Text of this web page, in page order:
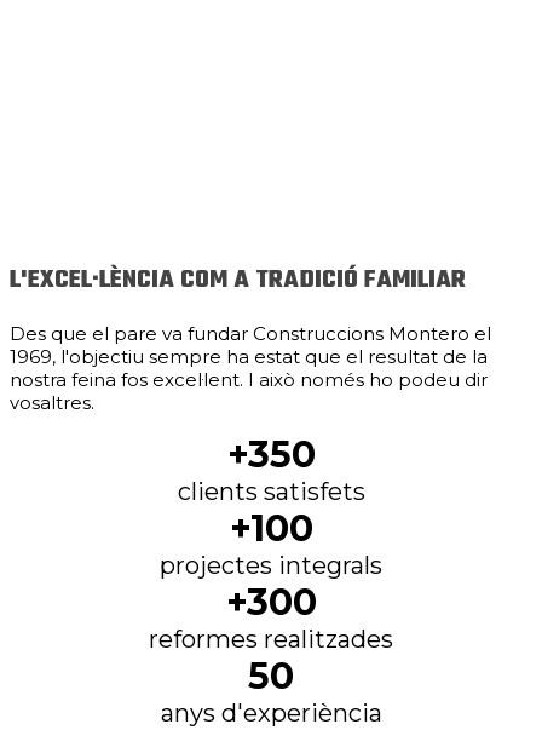
L'EXCEL·LÈNCIA COM A TRADICIÓ FAMILIAR
Des que el pare va fundar Construccions Montero el
1969, l'objectiu sempre ha estat que el resultat de la
nostra feina fos excel·lent. I això només ho podeu dir
vosaltres.
+350
clients satisfets
+100
projectes integrals
+300
reformes realitzades
50
anys d'experiència